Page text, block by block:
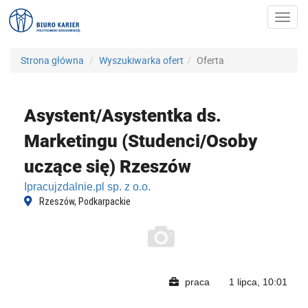
Strona główna Wyszukiwarka ofert Oferta
Asystent/Asystentka ds.
Marketingu (Studenci/Osoby
uczące się) Rzeszów
Ipracujzdalnie.pl sp. z o.o.
Rzeszów, Podkarpackie
praca 1 lipca, 10:01